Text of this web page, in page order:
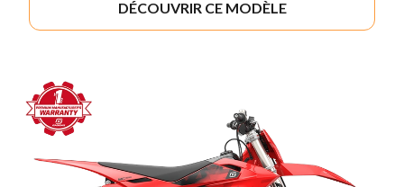
DÉCOUVRIR CE MODÈLE